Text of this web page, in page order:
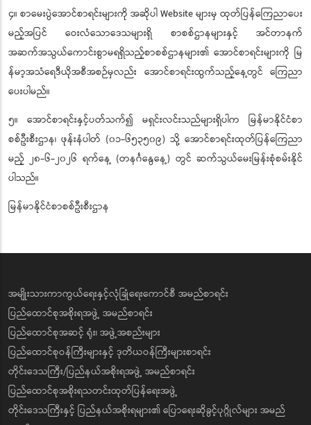
၄။ စာမေးပွဲအောင်စာရင်းများကို အဆိုပါ Website များမှ ထုတ်ပြန်ကြေညာပေး
မည့်အပြင် ဝေးလံသောဒေသများရှိ စာစစ်ဌာနများနှင့် အင်တာနက်
အဆက်အသွယ်ကောင်းစွာမရရှိသည့်စာစစ်ဌာနများ၏ အောင်စာရင်းများကို မြ
န်မာ့အသံရေဒီယိုအစီအစဉ်မှလည်း အောင်စာရင်းထွက်သည့်နေ့တွင် ကြေညာ
ပေးပါမည်။
၅။ အောင်စာရင်းနှင့်ပတ်သက်၍ မရှင်းလင်းသည်များရှိပါက မြန်မာနိုင်ငံစာ
စစ်ဦးစီးဌာန၊ ဖုန်းနံပါတ် (၀၁-၆၅၃၅၀၉) သို့ အောင်စာရင်းထုတ်ပြန်ကြေညာ
မည့် ၂၈-၆-၂၀၂၆ ရက်နေ့ (တနင်္ဂနွေနေ့) တွင် ဆက်သွယ်မေးမြန်းစုံစမ်းနိုင်
ပါသည်။
မြန်မာနိုင်ငံစာစစ်ဦးစီးဌာန
အမျိုးသားကာကွယ်ရေးနှင့်လုံခြုံရေးကောင်စီ အမည်စာရင်း
ပြည်ထောင်စုအစိုးရအဖွဲ့ အမည်စာရင်း
ပြည်ထောင်စုအဆင့် ရုံး၊ အဖွဲ့အစည်းများ
ပြည်ထောင်စုဝန်ကြီးများနှင့် ဒုတိယဝန်ကြီးများစာရင်း
တိုင်းဒေသကြီး/ပြည်နယ်အစိုးရအဖွဲ့ အမည်စာရင်း
ပြည်ထောင်စုအစိုးရသတင်းထုတ်ပြန်ရေးအဖွဲ့
တိုင်းဒေသကြီးနှင့် ပြည်နယ်အစိုးရများ၏ ပြောရေးဆိုခွင့်ပုဂ္ဂိုလ်များ အမည်